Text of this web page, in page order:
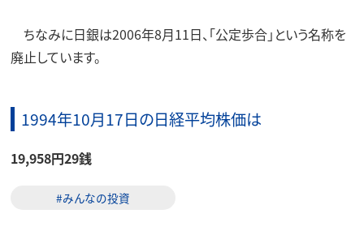
ちなみに日銀は2006年8月11日、「公定歩合」という名称を
廃止しています。
1994年10月17日の日経平均株価は
19,958円29銭
#みんなの投資